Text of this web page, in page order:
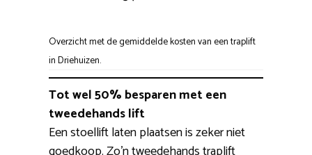
Overzicht met de gemiddelde kosten van een traplift
in Driehuizen.
Tot wel 50% besparen met een
tweedehands lift
Een stoellift laten plaatsen is zeker niet